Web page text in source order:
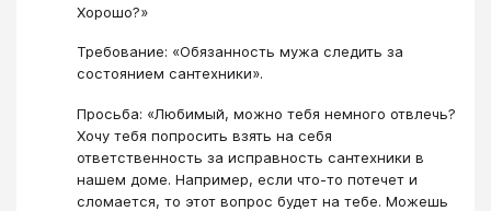
Хорошо?»
Требование: «Обязанность мужа следить за
состоянием сантехники».
Просьба: «Любимый, можно тебя немного отвлечь?
Хочу тебя попросить взять на себя
ответственность за исправность сантехники в
нашем доме. Например, если что-то потечет и
сломается, то этот вопрос будет на тебе. Можешь